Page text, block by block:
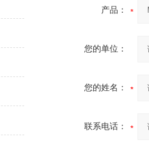
产品：
您的单位：
您的姓名：
联系电话：